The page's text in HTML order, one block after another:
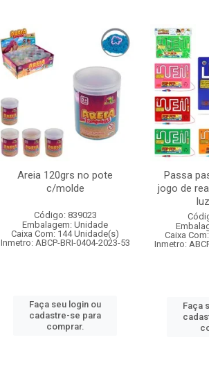
Areia 120grs no pote
c/molde
Código: 839023
Embalagem: Unidade
Caixa Com: 144 Unidade(s)
Inmetro: ABCP-BRI-0404-2023-53
Faça seu login ou
cadastre-se para
comprar.
Passa
jogo de
Caixa
Inmetro:
Faça